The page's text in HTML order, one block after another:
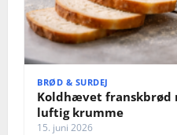
BRØD & SURDEJ
Koldhævet franskbrød
luftig krumme
15. juni 2026